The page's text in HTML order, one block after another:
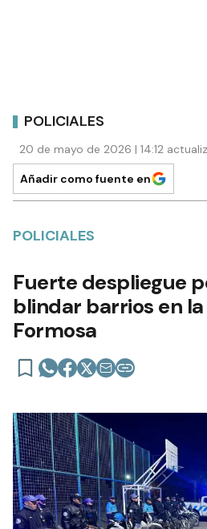
POLICIALES
20 de mayo de 2026 | 14:12
Añadir como fuente en
POLICIALES
Fuerte despliegue
blindar barrios en
Formosa